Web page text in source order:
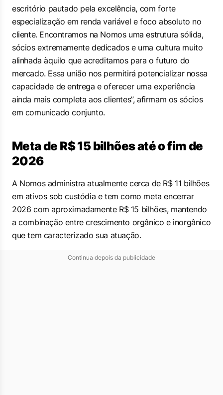
escritório pautado pela excelência, com forte
especialização em renda variável e foco absoluto no
cliente. Encontramos na Nomos uma estrutura sólida,
sócios extremamente dedicados e uma cultura muito
alinhada àquilo que acreditamos para o futuro do
mercado. Essa união nos permitirá potencializar nossa
capacidade de entrega e oferecer uma experiência
ainda mais completa aos clientes”, afirmam os sócios
em comunicado conjunto.
Meta de R$ 15 bilhões até o fim de
2026
A Nomos administra atualmente cerca de R$ 11 bilhões
em ativos sob custódia e tem como meta encerrar
2026 com aproximadamente R$ 15 bilhões, mantendo
a combinação entre crescimento orgânico e inorgânico
que tem caracterizado sua atuação.
Continua depois da publicidade